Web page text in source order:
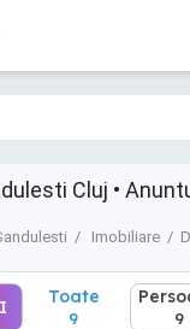
Cluj •
Imobiliare
Toate
9 9